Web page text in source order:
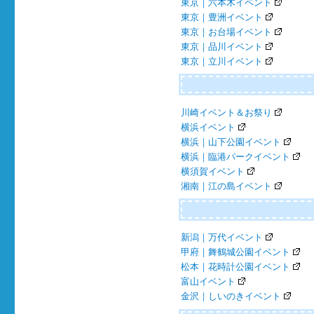
東京｜六本木イベント
東京｜豊洲イベント
東京｜お台場イベント
東京｜品川イベント
東京｜立川イベント
川崎イベント＆お祭り
横浜イベント
横浜｜山下公園イベント
横浜｜臨港パークイベント
横須賀イベント
湘南｜江の島イベント
新潟｜万代イベント
甲府｜舞鶴城公園イベント
松本｜花時計公園イベント
富山イベント
金沢｜しいのきイベント